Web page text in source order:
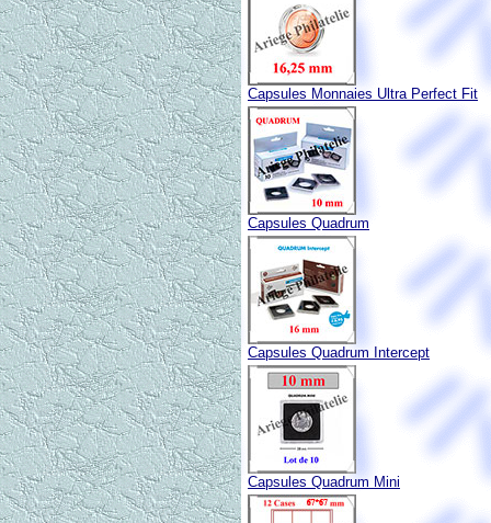
Capsules Monnaies Ultra Perfect Fit
Capsules Quadrum
Capsules Quadrum Intercept
Capsules Quadrum Mini